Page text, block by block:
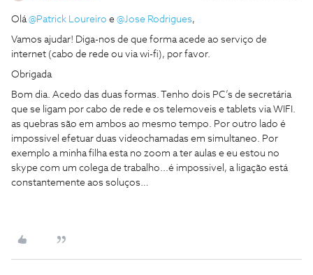
Olá@Patrick Loureiro e @Jose Rodrigues,
Vamos ajudar! Diga-nos de que forma acede ao serviço de
internet (cabo de rede ou via wi-fi), por favor.
Obrigada
Bom dia. Acedo das duas formas. Tenho dois PC’s de secretária
que se ligam por cabo de rede e os telemoveis e tablets via WIFI.
as quebras são em ambos ao mesmo tempo. Por outro lado é
impossivel efetuar duas videochamadas em simultaneo. Por
exemplo a minha filha esta no zoom a ter aulas e eu estou no
skype com um colega de trabalho...é impossivel, a ligação está
constantemente aos soluços…